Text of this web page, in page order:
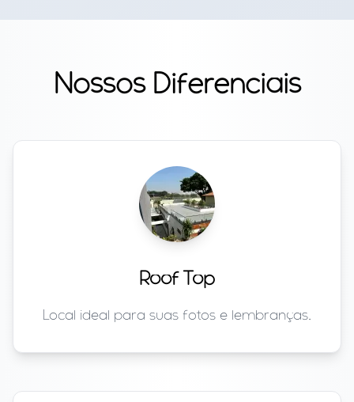
Nossos Diferenciais
Roof Top
Local ideal para suas fotos e lembranças.